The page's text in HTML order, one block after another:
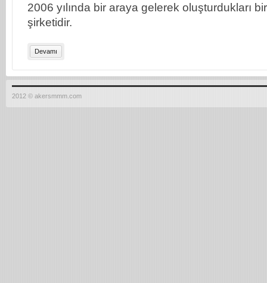
2006 yılında bir araya gelerek oluşturdukları
şirketidir.
Devamı
2012 © akersmmm.com